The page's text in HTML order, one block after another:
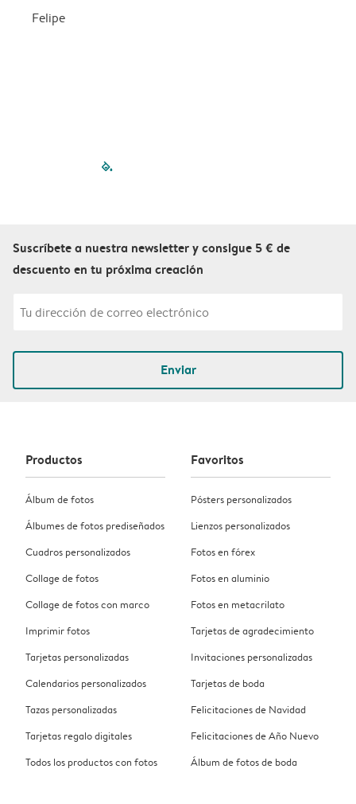
Felipe
filled-pagination
Suscríbete a nuestra newsletter y consigue 5 € de
descuento en tu próxima creación
Enviar
Productos
Álbum de fotos
Álbumes de fotos prediseñados
Cuadros personalizados
Collage de fotos
Collage de fotos con marco
Imprimir fotos
Tarjetas personalizadas
Calendarios personalizados
Tazas personalizadas
Tarjetas regalo digitales
Todos los productos con fotos
Favoritos
Pósters personalizados
Lienzos personalizados
Fotos en fórex
Fotos en aluminio
Fotos en metacrilato
Tarjetas de agradecimiento
Invitaciones personalizadas
Tarjetas de boda
Felicitaciones de Navidad
Felicitaciones de Año Nuevo
Álbum de fotos de boda